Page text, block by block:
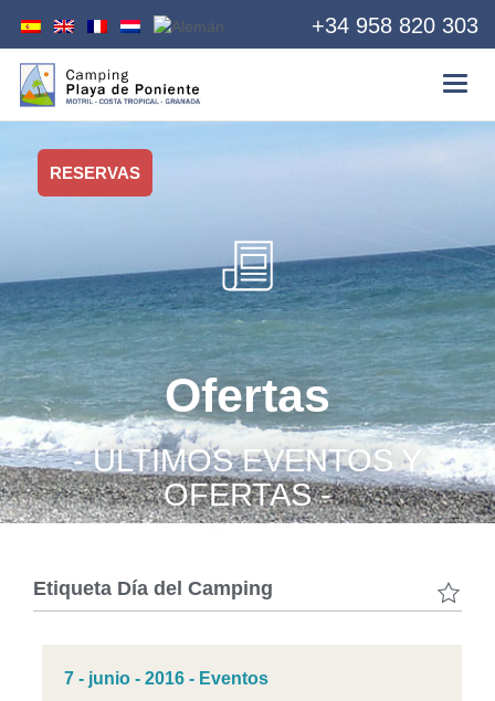
+34 958 820 303
RESERVAS
Ofertas
- ÚLTIMOS EVENTOS Y
OFERTAS -
Etiqueta Día del Camping
7 - junio - 2016 - Eventos